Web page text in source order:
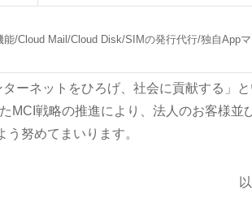
/Cloud Mail/Cloud Disk/SIMの発行代行/独自Appマ
ーネットをひろげ、社会に貢献する」
MCI戦略の推進により、法人のお客様並
努めてまいります。